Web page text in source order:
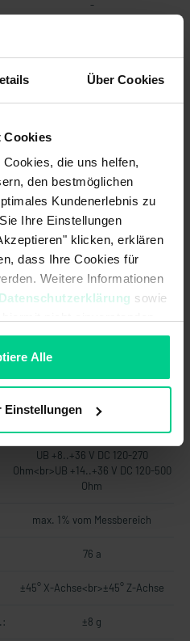
Über Cookies
Cookies
die uns helfen,
den bestmöglichen
Kundenerlebnis zu
Ihre Einstellungen
klicken, erklären
dass Ihre Cookies für
Weitere Informationen
Datenschutzerklärung sowie
von Cookies hier
Alle
Einstellungen
-
DIN EN ISO 13766-1, Load dump
Pulse B with Us = 85V, Cranking ISO
16750-2 Level 1-4
EN ISO 14982, Load dump Pulse B
with Us = 85V, Cranking ISO 16750-2
Level 1-4
-
-
500 ms
-
UB +8..+36 V DC 120-270
Ohm<br>UB +14..+36 V DC 120-500
Ohm
max. 1% vom Messbereich
76 a
±45° X-Achse<br>±45° Z-Achse
±8 g